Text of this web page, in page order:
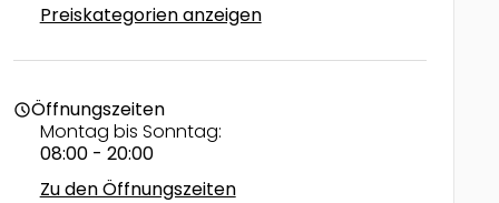
Preiskategorien anzeigen
scheduleÖffnungszeiten
Montag bis Sonntag:
08:00 - 20:00
Zu den Öffnungszeiten